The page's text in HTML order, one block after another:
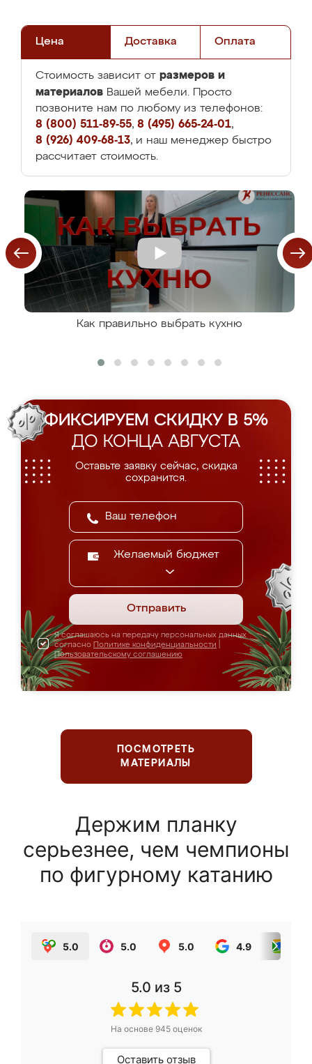
Цена Доставка Оплата
Стоимость зависит от размеров и
материалов Вашей мебели. Просто
позвоните нам по любому из телефонов:
8 (800) 511-89-55, 8 (495) 665-24-01,
8 (926) 409-68-13, и наш менеджер быстро
рассчитает стоимость.
Как правильно выбрать кухню
ФИКСИРУЕМ СКИДКУ В 5%
ДО КОНЦА АВГУСТА
Оставьте заявку сейчас, скидка
сохранится.
Желаемый бюджет
Отправить
Я соглашаюсь на передачу персональных данных
согласно Политике конфиденциальности
Пользовательскому соглашению
ПОСМОТРЕТЬ
МАТЕРИАЛЫ
Держим планку
серьезнее, чем чемпионы
по фигурному катанию
5.0 5.0 5.0 4.9
5.0 из 5
На основе 945оценок
Оставить отзыв